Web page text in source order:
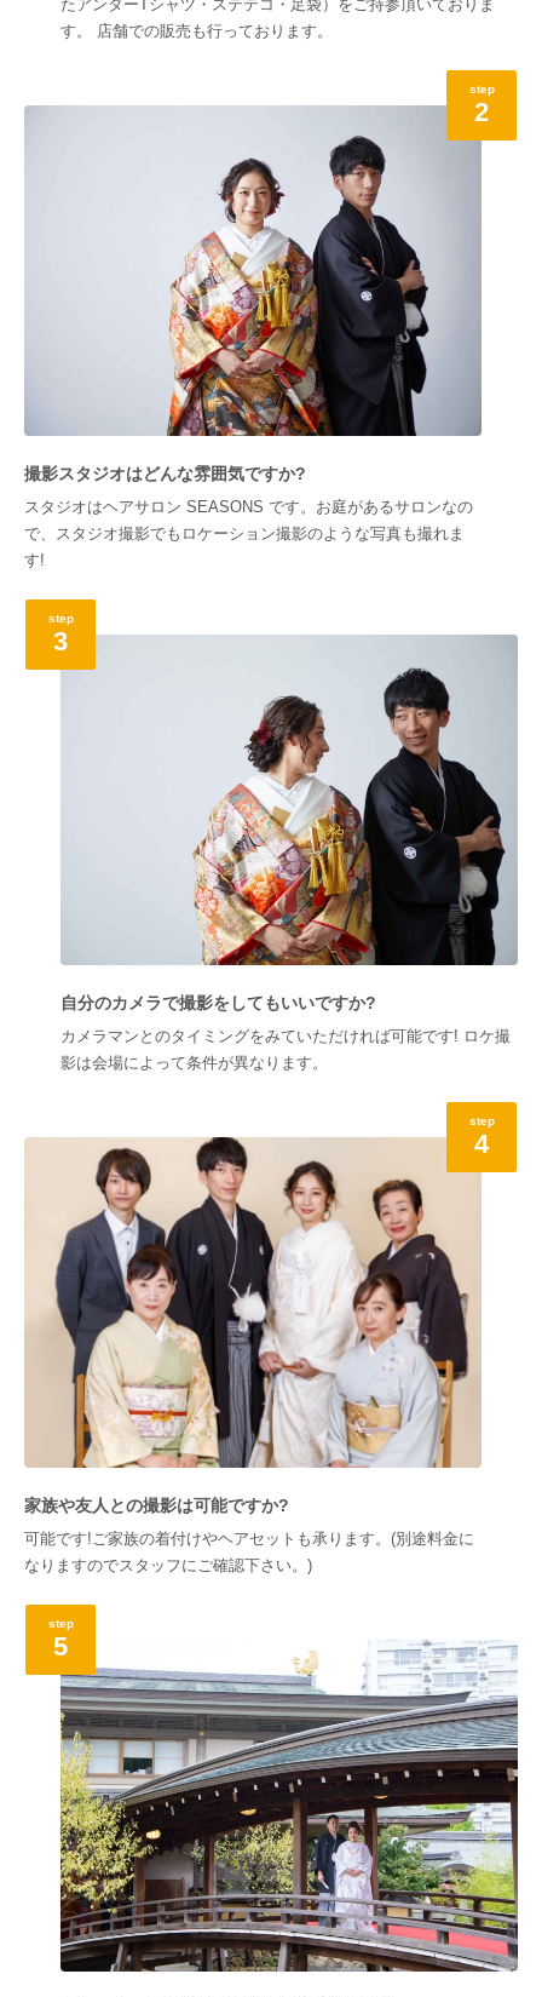
たアンダーTシャツ・ステテコ・足袋）をご持参頂いておりま
す。 店舗での販売も行っております。
step
2
撮影スタジオはどんな雰囲気ですか?
スタジオはヘアサロン SEASONS です。お庭があるサロンなの
で、スタジオ撮影でもロケーション撮影のような写真も撮れま
す!
step
3
自分のカメラで撮影をしてもいいですか?
カメラマンとのタイミングをみていただければ可能です! ロケ撮
影は会場によって条件が異なります。
step
4
家族や友人との撮影は可能ですか?
可能です!ご家族の着付けやヘアセットも承ります。(別途料金に
なりますのでスタッフにご確認下さい。)
step
5